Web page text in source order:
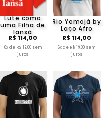
Lute como
uma Filha de
Iansã
R$ 114,00
6x de R$ 19,00 sem
juros
Rio Yemojá by
Laço Afro
R$ 114,00
6x de R$ 19,00 sem
juros